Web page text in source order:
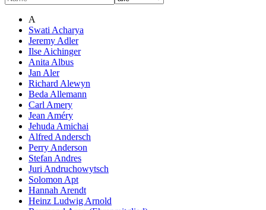
A
Swati Acharya
Jeremy Adler
Ilse Aichinger
Anita Albus
Jan Aler
Richard Alewyn
Beda Allemann
Carl Amery
Jean Améry
Jehuda Amichai
Alfred Andersch
Perry Anderson
Stefan Andres
Juri Andruchowytsch
Solomon Apt
Hannah Arendt
Heinz Ludwig Arnold